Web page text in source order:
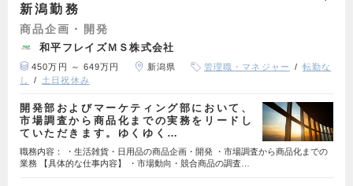
新潟勤務
商品企画・開発
和平フレイズＭＳ株式会社
450万円 ～ 649万円 新潟県 管理職・マネジャー
転勤な
し
土日祝休み
開発部およびマーケティング部において、
市場調査から商品化までの実務をリードし
ていただきます。ゆくゆく…
職務内容： ・生活雑貨・日用品の商品企画・開発 ・市場調査から商品化までの
業務 【具体的な仕事内容】 ・市場動向・競合商品の調査…